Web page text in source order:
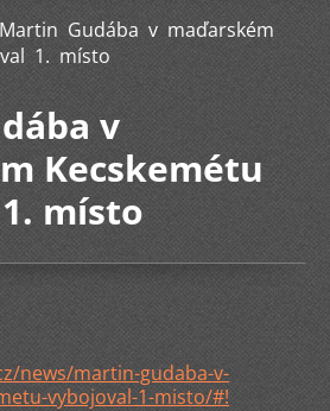
Martin Gudába v maďarském
1. místo
v
Kecskemétu
místo
news/martin-gudaba-v-
vybojoval-1-misto/#!